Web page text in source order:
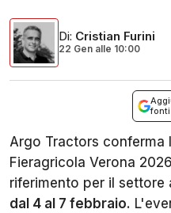
Di: Cristian Furini
22 Gen alle 10:00
Argo Tractors conferma
Fieragricola Verona
riferimento per il
dal 4 al 7 febbraio.